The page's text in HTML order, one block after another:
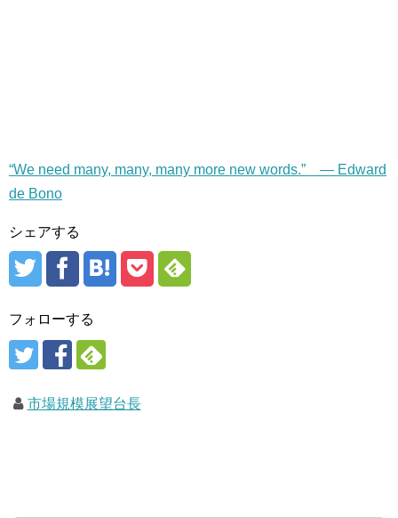
“We need many, many, many more new words.” — Edward
de Bono
シェアする
フォローする
市場規模展望台長